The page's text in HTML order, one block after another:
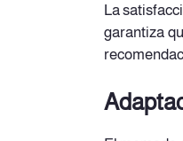
La
garantiza